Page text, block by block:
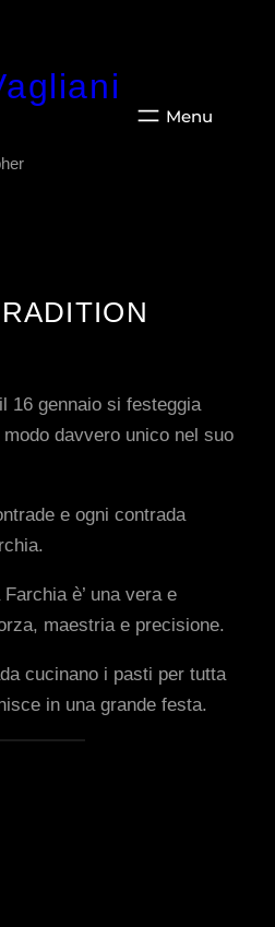
16 gennaio si festeggia
modo davvero unico nel suo
e ogni contrada
è’ una vera e
maestria e precisione.
cucinano i pasti per tutta
in una grande festa.